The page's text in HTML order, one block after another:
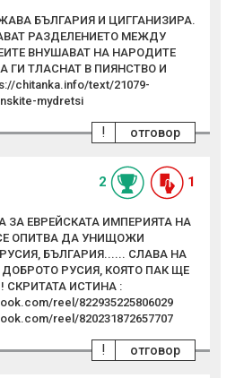
БЪЛГАРИЯ И ЦИГГАНИЗИРА.
РАЗДЕЛЕНИЕТО МЕЖДУ
ВНУШАВАТ НА НАРОДИТЕ
ГИ ТЛАСНАТ В ПИЯНСТВО И
chitanka.info/text/21079-
mydretsi
отговор
!
2 1
ЗА ЕВРЕЙСКАТА ИМПЕРИЯТА НА
ОПИТВА ДА УНИЩОЖИ
БЪЛГАРИЯ...... СЛАВА НА
РУСИЯ, КОЯТО ПАК ЩЕ
СКРИТАТА ИСТИНА :
reel/822935225806029
reel/820231872657707
отговор
!